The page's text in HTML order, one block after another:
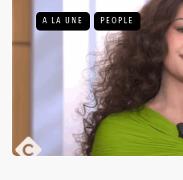
A LA UNE PEOPLE